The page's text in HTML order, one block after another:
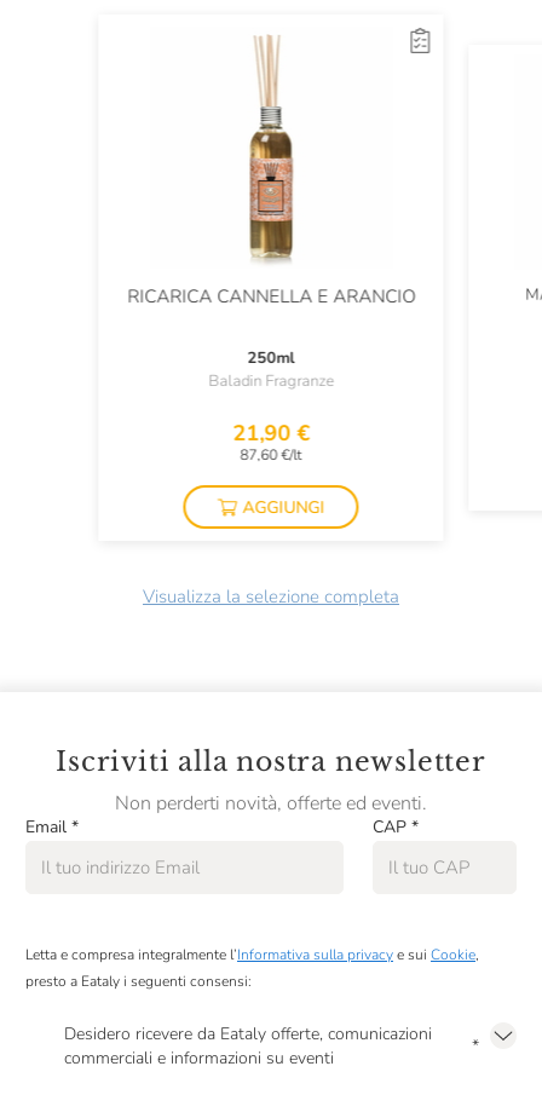
RICARICA CANNELLA E ARANCIO
250ml
Baladin Fragranze
21,90 €
87,60 €/lt
AGGIUNGI
Visualizza la selezione completa
Iscriviti alla nostra newsletter
Non perderti novità, offerte ed eventi.
Email * CAP *
Letta e compresa integralmente l’Informativa sulla privacye sui Cookie,
presto a Eataly i seguenti consensi:
Desidero ricevere da Eataly offerte, comunicazioni
commerciali e informazioni su eventi
*